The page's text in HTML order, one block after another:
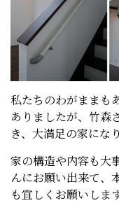
私たちのわがままも
ありましたが、竹森
き、大満足の家にな
家の構造や内容も大
んにお願い出来て、
も宜しくお願いします